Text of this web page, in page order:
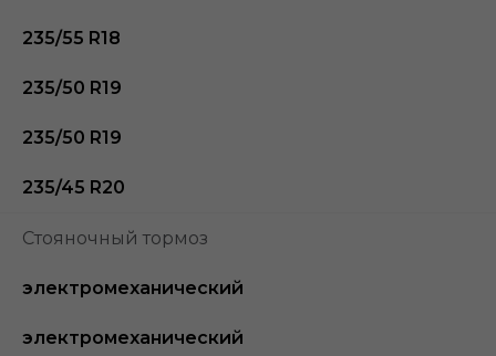
235/55 R18
235/50 R19
235/50 R19
235/45 R20
Стояночный тормоз
электромеханический
электромеханический